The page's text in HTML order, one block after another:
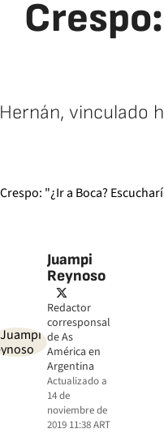
Hernán, vinculado
Juampi
Reynoso
twitter
Redactor
corresponsal
de As
América en
Argentina
Actualizado a
14 de
noviembre de
2019 11:38ART